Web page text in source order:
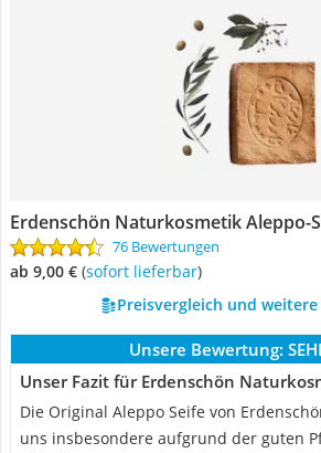
Erdenschön Naturkosmetik Aleppo-
76 Bewertungen
ab 9,00 € ( Sofort lieferbar)
Preisvergleich und
Unsere Bewertung:
Unser Fazit für Erdenschön
Die Original Aleppo Seife von
uns insbesondere aufgrund der guten